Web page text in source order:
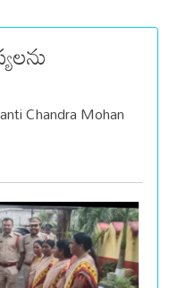
Chandra Mohan